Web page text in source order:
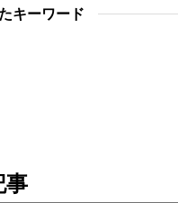
キーワード
事